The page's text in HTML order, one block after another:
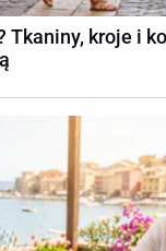
Tkaniny, kroje i